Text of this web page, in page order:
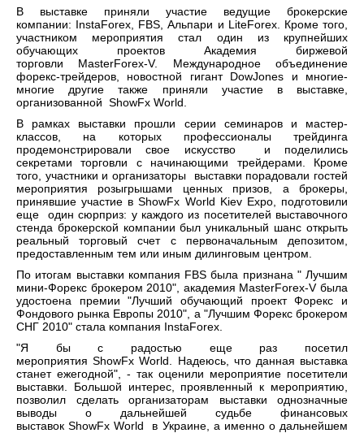
В выставке приняли участие ведущие брокерские
компании: InstaForex, FBS, Альпари и LiteForex. Кроме того,
участником мероприятия стал один из крупнейших
обучающих проектов Академия биржевой
торговли MasterForex-V. Международное объединение
форекс-трейдеров, новостной гигант DowJones и многие-
многие другие также приняли участие в выставке,
организованной ShowFx World.
В рамках выставки прошли серии семинаров и мастер-
классов, на которых профессионалы трейдинга
продемонстрировали свое искусство и поделились
секретами торговли с начинающими трейдерами. Кроме
того, участники и организаторы выставки порадовали гостей
мероприятия розыгрышами ценных призов, а брокеры,
принявшие участие в ShowFx World Kiev Expo, подготовили
еще один сюрприз: у каждого из посетителей выставочного
стенда брокерской компании был уникальный шанс открыть
реальный торговый счет с первоначальным депозитом,
предоставленным тем или иным дилинговым центром.
По итогам выставки компания FBS была признана " Лучшим
мини-Форекс брокером 2010", академия MasterForex-V была
удостоена премии "Лучший обучающий проект Форекс и
Фондового рынка Европы 2010", а "Лучшим Форекс брокером
СНГ 2010" стала компания InstaForex.
"Я бы с радостью еще раз посетил
мероприятия ShowFx World. Надеюсь, что данная выставка
станет ежегодной", - так оценили мероприятие посетители
выставки. Большой интерес, проявленный к мероприятию,
позволил сделать организаторам выставки однозначные
выводы о дальнейшей судьбе финансовых
выставок ShowFx World в Украине, а именно о дальнейшем